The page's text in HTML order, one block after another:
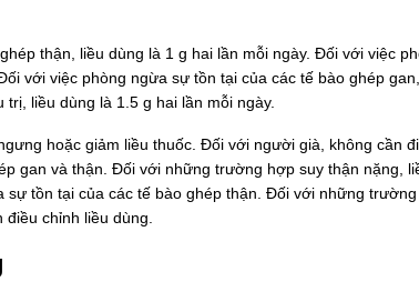
thận, liều dùng là 1 g hai lần mỗi ngày. Đối với việc
với việc phòng ngừa sự tồn tại của các tế bào ghép
liều dùng là 1.5 g hai lần mỗi ngày.
hoặc giảm liều thuốc. Đối với người già, không cần
gan và thận. Đối với những trường hợp suy thận nặng,
tồn tại của các tế bào ghép thận. Đối với những
chỉnh liều dùng.